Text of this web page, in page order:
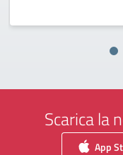
Scarica la
App